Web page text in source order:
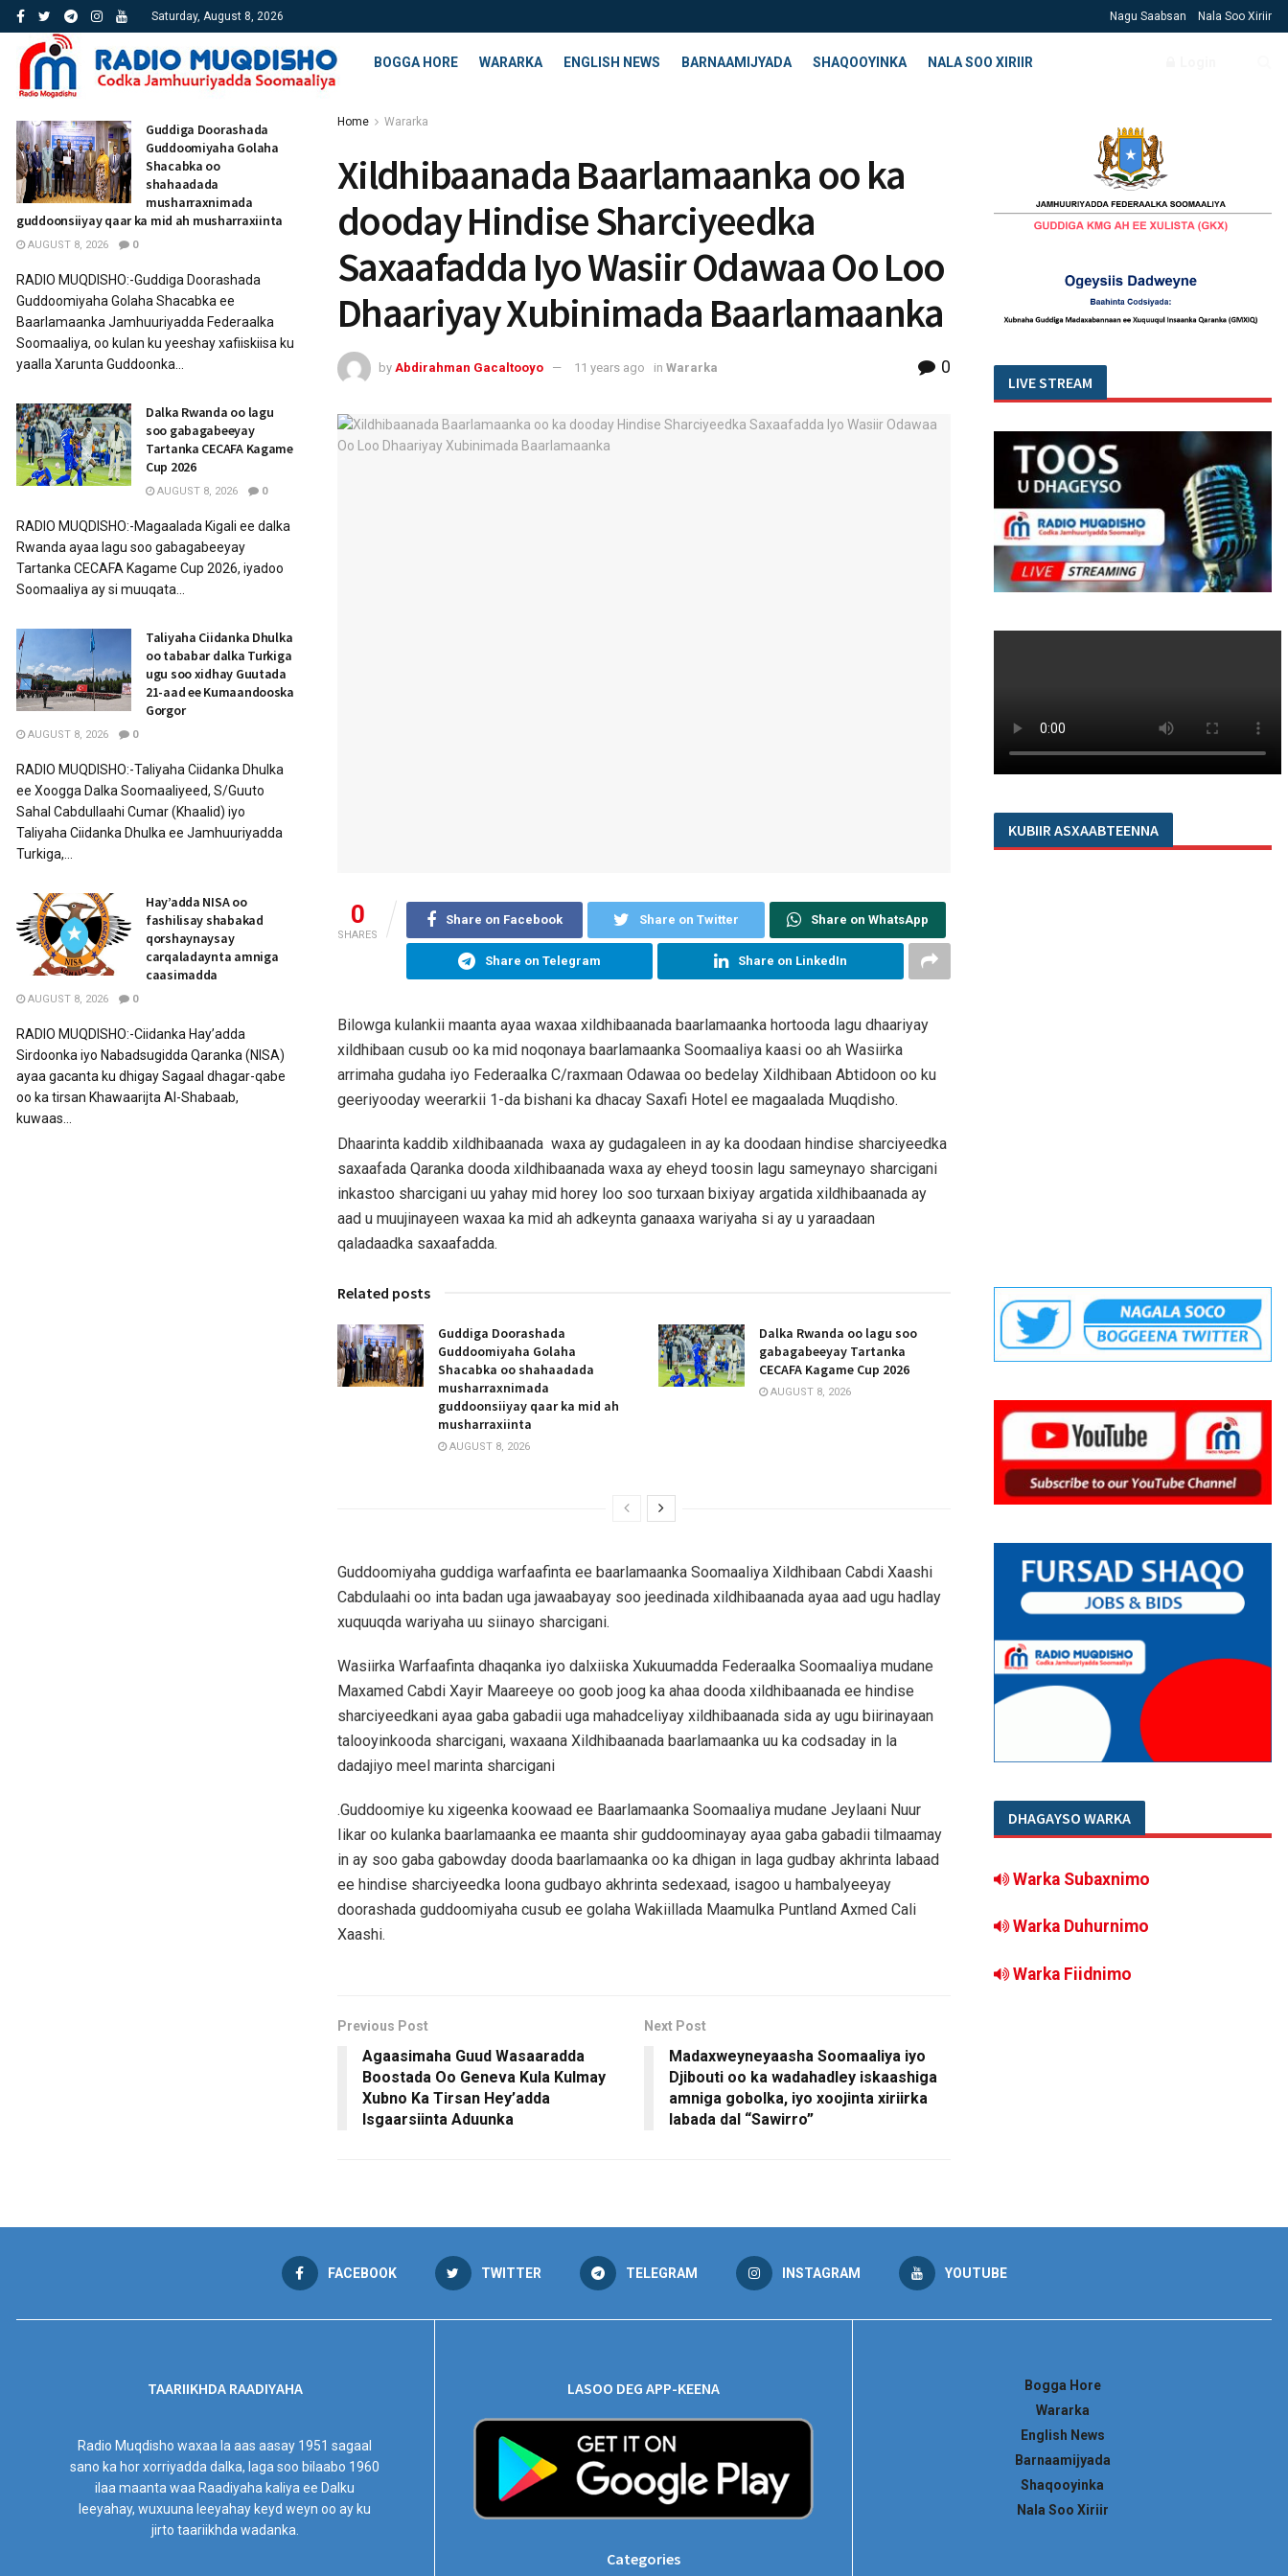
Saturday, August 8, 2026 Nagu Saabsan Nala Soo Xiriir
BOGGA HORE WARARKA ENGLISH NEWS BARNAAMIJYADA SHAQOOYINKA NALA SOO XIRIIR
Home Wararka
Xildhibaanada Baarlamaanka oo ka
dooday Hindise Sharciyeedka
Saxaafadda Iyo Wasiir Odawaa Oo Loo
Dhaariyay Xubinimada Baarlamaanka
by Abdirahman Gacaltooyo 11 years ago in Wararka 0
0
SHARES
Share on Facebook Share on Twitter Share on WhatsApp
Share on Telegram Share on LinkedIn
Bilowga kulankii maanta ayaa waxaa xildhibaanada baarlamaanka hortooda lagu dhaariyay
xildhibaan cusub oo ka mid noqonaya baarlamaanka Soomaaliya kaasi oo ah Wasiirka
arrimaha gudaha iyo Federaalka C/raxmaan Odawaa oo bedelay Xildhibaan Abtidoon oo ku
geeriyooday weerarkii 1-da bishani ka dhacay Saxafi Hotel ee magaalada Muqdisho.
Dhaarinta kaddib xildhibaanada waxa ay gudagaleen in ay ka doodaan hindise sharciyeedka
saxaafada Qaranka dooda xildhibaanada waxa ay eheyd toosin lagu sameynayo sharcigani
inkastoo sharcigani uu yahay mid horey loo soo turxaan bixiyay argatida xildhibaanada ay
aad u muujinayeen waxaa ka mid ah adkeynta ganaaxa wariyaha si ay u yaraadaan
qaladaadka saxaafadda.
Related posts
Guddiga Doorashada
Guddoomiyaha Golaha
Shacabka oo shahaadada
musharraxnimada
guddoonsiiyay qaar ka mid ah
musharraxiinta
AUGUST 8, 2026
Dalka Rwanda oo lagu soo
gabagabeeyay Tartanka
CECAFA Kagame Cup 2026
AUGUST 8, 2026
Guddoomiyaha guddiga warfaafinta ee baarlamaanka Soomaaliya Xildhibaan Cabdi Xaashi
Cabdulaahi oo inta badan uga jawaabayay soo jeedinada xildhibaanada ayaa aad ugu hadlay
xuquuqda wariyaha uu siinayo sharcigani.
Wasiirka Warfaafinta dhaqanka iyo dalxiiska Xukuumadda Federaalka Soomaaliya mudane
Maxamed Cabdi Xayir Maareeye oo goob joog ka ahaa dooda xildhibaanada ee hindise
sharciyeedkani ayaa gaba gabadii uga mahadceliyay xildhibaanada sida ay ugu biirinayaan
talooyinkooda sharcigani, waxaana Xildhibaanada baarlamaanka uu ka codsaday in la
dadajiyo meel marinta sharcigani
.Guddoomiye ku xigeenka koowaad ee Baarlamaanka Soomaaliya mudane Jeylaani Nuur
Iikar oo kulanka baarlamaanka ee maanta shir guddoominayay ayaa gaba gabadii tilmaamay
in ay soo gaba gabowday dooda baarlamaanka oo ka dhigan in laga gudbay akhrinta labaad
ee hindise sharciyeedka loona gudbayo akhrinta sedexaad, isagoo u hambalyeeyay
doorashada guddoomiyaha cusub ee golaha Wakiillada Maamulka Puntland Axmed Cali
Xaashi.
Previous Post
Agaasimaha Guud Wasaaradda
Boostada Oo Geneva Kula Kulmay
Xubno Ka Tirsan Hey’adda
Isgaarsiinta Aduunka
Next Post
Madaxweyneyaasha Soomaaliya iyo
Djibouti oo ka wadahadley iskaashiga
amniga gobolka, iyo xoojinta xiriirka
labada dal “Sawirro”
Guddiga Doorashada
Guddoomiyaha Golaha
Shacabka oo
shahaadada
musharraxnimada
guddoonsiiyay qaar ka mid ah musharraxiinta
AUGUST 8, 2026 0
RADIO MUQDISHO:-Guddiga Doorashada
Guddoomiyaha Golaha Shacabka ee
Baarlamaanka Jamhuuriyadda Federaalka
Soomaaliya, oo kulan ku yeeshay xafiiskiisa ku
yaalla Xarunta Guddoonka...
Dalka Rwanda oo lagu
soo gabagabeeyay
Tartanka CECAFA Kagame
Cup 2026
AUGUST 8, 2026 0
RADIO MUQDISHO:-Magaalada Kigali ee dalka
Rwanda ayaa lagu soo gabagabeeyay
Tartanka CECAFA Kagame Cup 2026, iyadoo
Soomaaliya ay si muuqata...
Taliyaha Ciidanka Dhulka
oo tababar dalka Turkiga
ugu soo xidhay Guutada
21-aad ee Kumaandooska
Gorgor
AUGUST 8, 2026 0
RADIO MUQDISHO:-Taliyaha Ciidanka Dhulka
ee Xoogga Dalka Soomaaliyeed, S/Guuto
Sahal Cabdullaahi Cumar (Khaalid) iyo
Taliyaha Ciidanka Dhulka ee Jamhuuriyadda
Turkiga,...
Hay’adda NISA oo
fashilisay shabakad
qorshaynaysay
carqaladaynta amniga
caasimadda
AUGUST 8, 2026 0
RADIO MUQDISHO:-Ciidanka Hay’adda
Sirdoonka iyo Nabadsugidda Qaranka (NISA)
ayaa gacanta ku dhigay Sagaal dhagar-qabe
oo ka tirsan Khawaarijta Al-Shabaab,
kuwaas...
LIVE STREAM
KUBIIR ASXAABTEENNA
DHAGAYSO WARKA
Warka Subaxnimo
Warka Duhurnimo
Warka Fiidnimo
FACEBOOK TWITTER TELEGRAM INSTAGRAM YOUTUBE
TAARIIKHDA RAADIYAHA
Radio Muqdisho waxaa la aas aasay 1951 sagaal
sano ka hor xorriyadda dalka, laga soo bilaabo 1960
ilaa maanta waa Raadiyaha kaliya ee Dalku
leeyahay, wuxuuna leeyahay keyd weyn oo ay ku
jirto taariikhda wadanka.
LASOO DEG APP-KEENA
Categories
Bogga Hore
Wararka
English News
Barnaamijyada
Shaqooyinka
Nala Soo Xiriir